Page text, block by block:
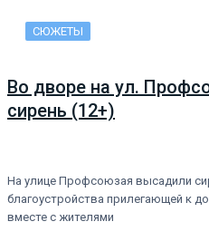
СЮЖЕТЫ
Во дворе на ул.
сирень (12+)
На улице Профсоюзая высадили
благоустройства прилегающей к
вместе с жителями